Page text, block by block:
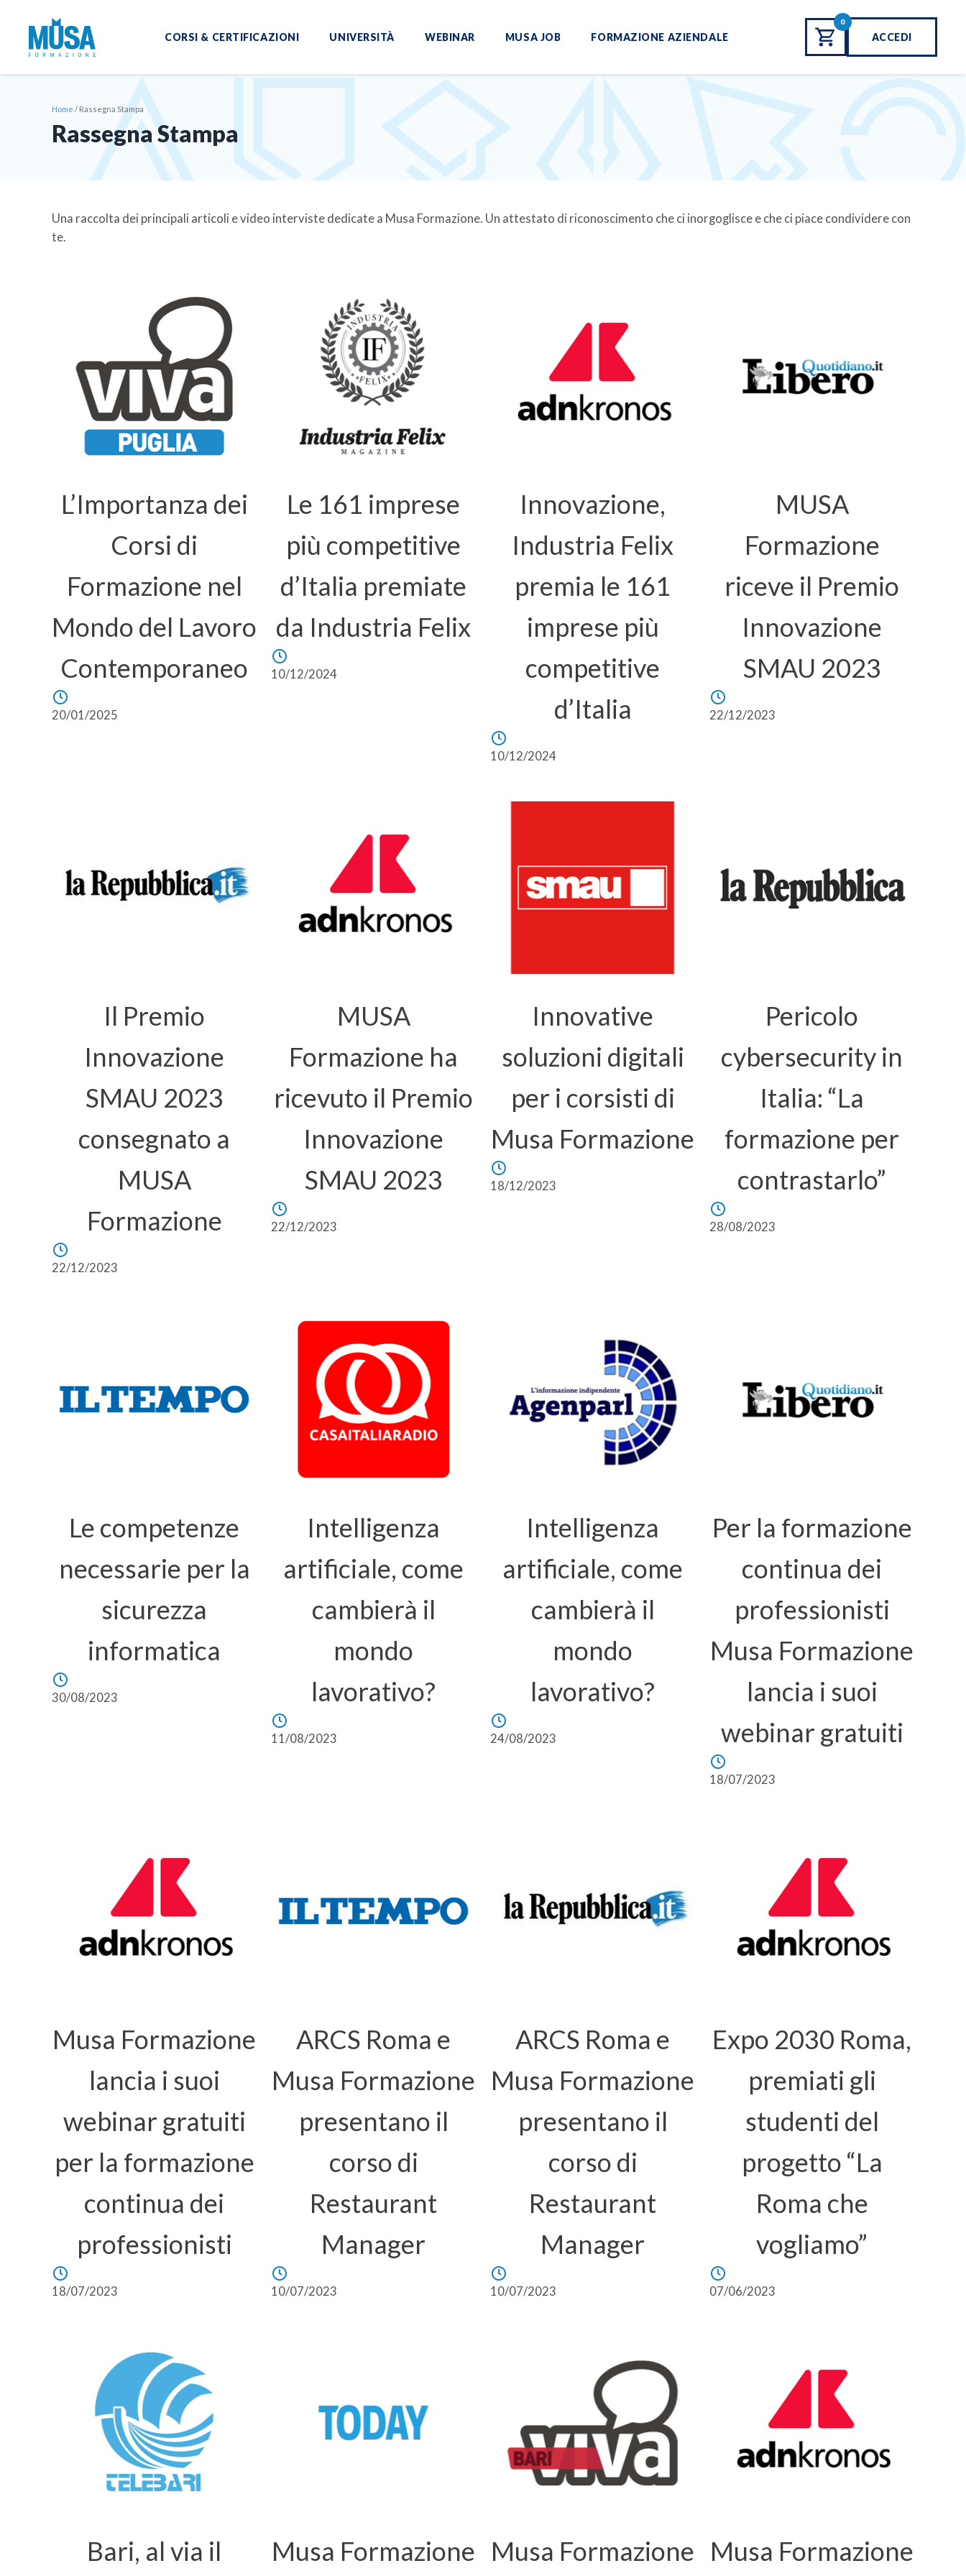
CORSI & CERTIFICAZIONI UNIVERSITÀ WEBINAR MUSA JOB FORMAZIONE AZIENDALE
0
ACCEDI
Home / Rassegna Stampa
Rassegna Stampa
Una raccolta dei principali articoli e video interviste dedicate a Musa Formazione. Un attestato di riconoscimento che ci inorgoglisce e che ci piace condividere con
te.
L’Importanza dei
Corsi di
Formazione nel
Mondo del Lavoro
Contemporaneo
20/01/2025
Le 161 imprese
più competitive
d’Italia premiate
da Industria Felix
10/12/2024
Innovazione,
Industria Felix
premia le 161
imprese più
competitive
d’Italia
10/12/2024
MUSA
Formazione
riceve il Premio
Innovazione
SMAU 2023
22/12/2023
Il Premio
Innovazione
SMAU 2023
consegnato a
MUSA
Formazione
22/12/2023
MUSA
Formazione ha
ricevuto il Premio
Innovazione
SMAU 2023
22/12/2023
Innovative
soluzioni digitali
per i corsisti di
Musa Formazione
18/12/2023
Pericolo
cybersecurity in
Italia: “La
formazione per
contrastarlo”
28/08/2023
Le competenze
necessarie per la
sicurezza
informatica
30/08/2023
Intelligenza
artificiale, come
cambierà il
mondo
lavorativo?
11/08/2023
Intelligenza
artificiale, come
cambierà il
mondo
lavorativo?
24/08/2023
Per la formazione
continua dei
professionisti
Musa Formazione
lancia i suoi
webinar gratuiti
18/07/2023
Musa Formazione
lancia i suoi
webinar gratuiti
per la formazione
continua dei
professionisti
18/07/2023
ARCS Roma e
Musa Formazione
presentano il
corso di
Restaurant
Manager
10/07/2023
ARCS Roma e
Musa Formazione
presentano il
corso di
Restaurant
Manager
10/07/2023
Expo 2030 Roma,
premiati gli
studenti del
progetto “La
Roma che
vogliamo”
07/06/2023
Bari, al via il Musa Formazione Musa Formazione Musa Formazione